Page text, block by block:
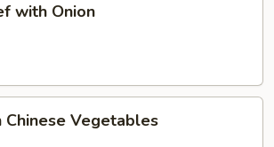
with Onion
Vegetables